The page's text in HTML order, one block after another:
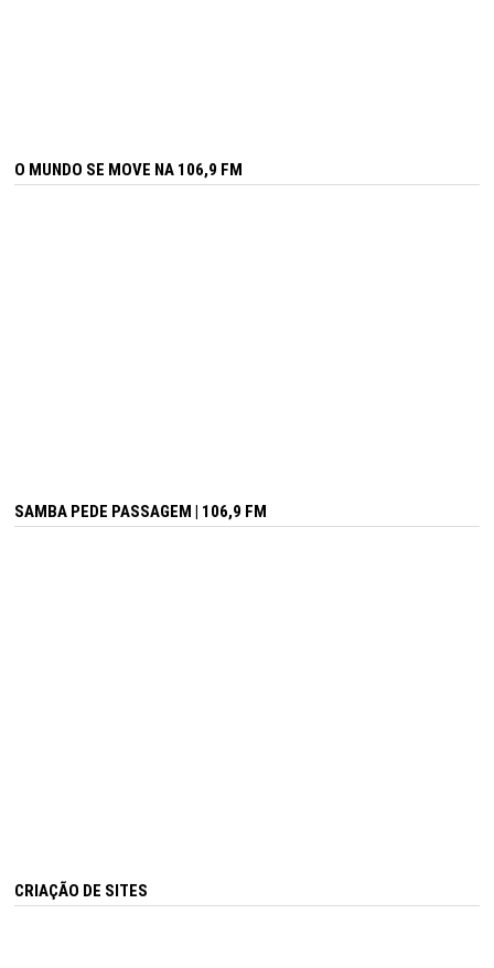
O MUNDO SE MOVE NA 106,9 FM
SAMBA PEDE PASSAGEM | 106,9 FM
CRIAÇÃO DE SITES